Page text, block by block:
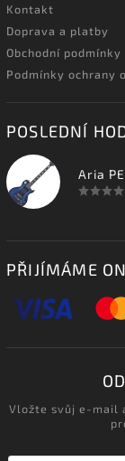
Kontakt
Doprava a platby
Obchodní podmínky
Podmínky ochrany
POSLEDNÍ
PŘIJÍMÁME
Vložte svůj e-mail